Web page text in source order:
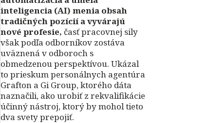
inteligencia (AI) menia obsah
tradičných pozícií a vyvárajú
nové profesie, časť pracovnej sily
však podľa odborníkov zostáva
uväznená v odboroch s
obmedzenou perspektívou. Ukázal
to prieskum personálnych agentúra
Grafton a Gi Group, ktorého dáta
naznačili, ako urobiť z rekvalifikácie
účinný nástroj, ktorý by mohol tieto
dva svety prepojiť.